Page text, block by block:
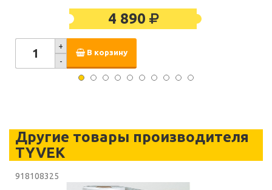
4 890
+
-
В корзину
Другие товары производителя
TYVEK
918108325